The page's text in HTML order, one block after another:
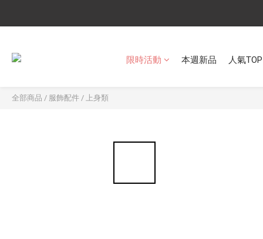
限時活動 本週新品 人氣
全部商品 / 服飾配件 / 上身類